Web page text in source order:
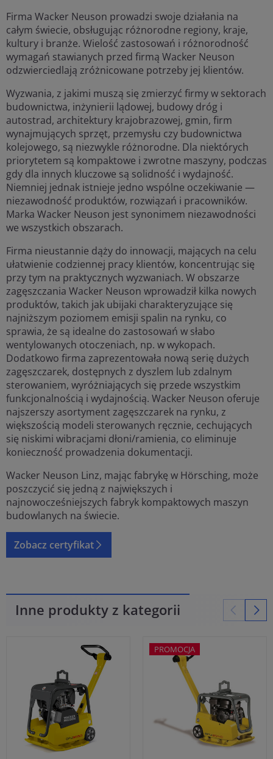
Firma Wacker Neuson prowadzi swoje działania na
całym świecie, obsługując różnorodne regiony, kraje,
kultury i branże. Wielość zastosowań i różnorodność
wymagań stawianych przed firmą Wacker Neuson
odzwierciedlają zróżnicowane potrzeby jej klientów.
Wyzwania, z jakimi muszą się zmierzyć firmy w sektorach
budownictwa, inżynierii lądowej, budowy dróg i
autostrad, architektury krajobrazowej, gmin, firm
wynajmujących sprzęt, przemysłu czy budownictwa
kolejowego, są niezwykle różnorodne. Dla niektórych
priorytetem są kompaktowe i zwrotne maszyny, podczas
gdy dla innych kluczowe są solidność i wydajność.
Niemniej jednak istnieje jedno wspólne oczekiwanie —
niezawodność produktów, rozwiązań i pracowników.
Marka Wacker Neuson jest synonimem niezawodności
we wszystkich obszarach.
Firma nieustannie dąży do innowacji, mających na celu
ułatwienie codziennej pracy klientów, koncentrując się
przy tym na praktycznych wyzwaniach. W obszarze
zagęszczania Wacker Neuson wprowadził kilka nowych
produktów, takich jak ubijaki charakteryzujące się
najniższym poziomem emisji spalin na rynku, co
sprawia, że są idealne do zastosowań w słabo
wentylowanych otoczeniach, np. w wykopach.
Dodatkowo firma zaprezentowała nową serię dużych
zagęszczarek, dostępnych z dyszlem lub zdalnym
sterowaniem, wyróżniających się przede wszystkim
funkcjonalnością i wydajnością. Wacker Neuson oferuje
najszerszy asortyment zagęszczarek na rynku, z
większością modeli sterowanych ręcznie, cechujących
się niskimi wibracjami dłoni/ramienia, co eliminuje
konieczność prowadzenia dokumentacji.
Wacker Neuson Linz, mając fabrykę w Hörsching, może
poszczycić się jedną z największych i
najnowocześniejszych fabryk kompaktowych maszyn
budowlanych na świecie.
Zobacz certyfikat
Inne produkty z kategorii
PROMOCJA